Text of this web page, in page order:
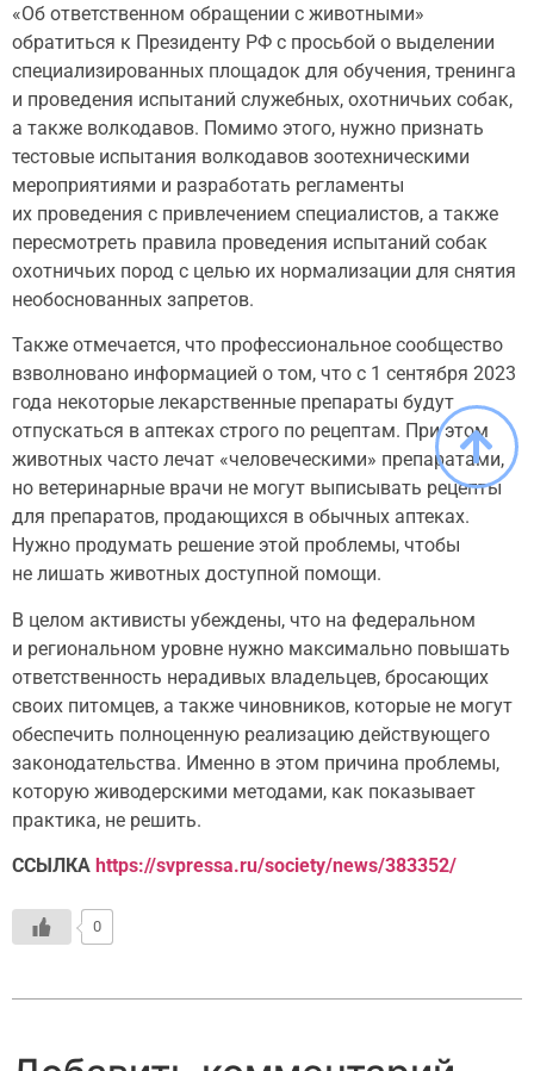
«Об ответственном обращении с животными»
обратиться к Президенту РФ с просьбой о выделении
специализированных площадок для обучения, тренинга
и проведения испытаний служебных, охотничьих собак,
а также волкодавов. Помимо этого, нужно признать
тестовые испытания волкодавов зоотехническими
мероприятиями и разработать регламенты
их проведения с привлечением специалистов, а также
пересмотреть правила проведения испытаний собак
охотничьих пород с целью их нормализации для снятия
необоснованных запретов.
Также отмечается, что профессиональное сообщество
взволновано информацией о том, что с 1 сентября 2023
года некоторые лекарственные препараты будут
отпускаться в аптеках строго по рецептам. При этом
животных часто лечат «человеческими» препаратами,
но ветеринарные врачи не могут выписывать рецепты
для препаратов, продающихся в обычных аптеках.
Нужно продумать решение этой проблемы, чтобы
не лишать животных доступной помощи.
В целом активисты убеждены, что на федеральном
и региональном уровне нужно максимально повышать
ответственность нерадивых владельцев, бросающих
своих питомцев, а также чиновников, которые не могут
обеспечить полноценную реализацию действующего
законодательства. Именно в этом причина проблемы,
которую живодерскими методами, как показывает
практика, не решить.
ССЫЛКА https://svpressa.ru/society/news/383352/
0